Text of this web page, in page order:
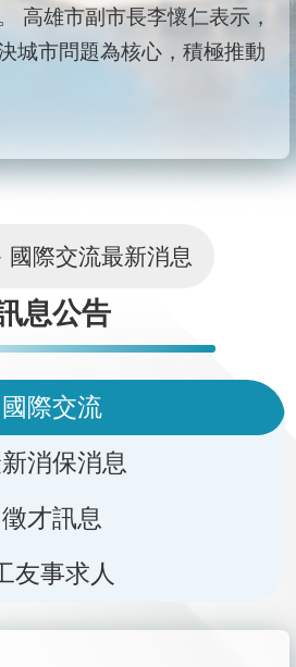
高雄市副市長李懷仁表示，
城市問題為核心，積極推動
國際交流最新消息
息公告
國際交流
消保消息
徵才訊息
友事求人